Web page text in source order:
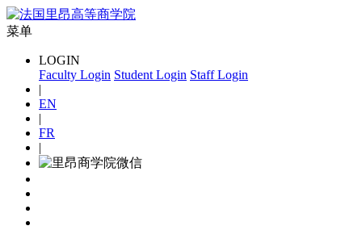
菜单
LOGIN
Faculty Login Student Login Staff Login
|
EN
|
FR
|